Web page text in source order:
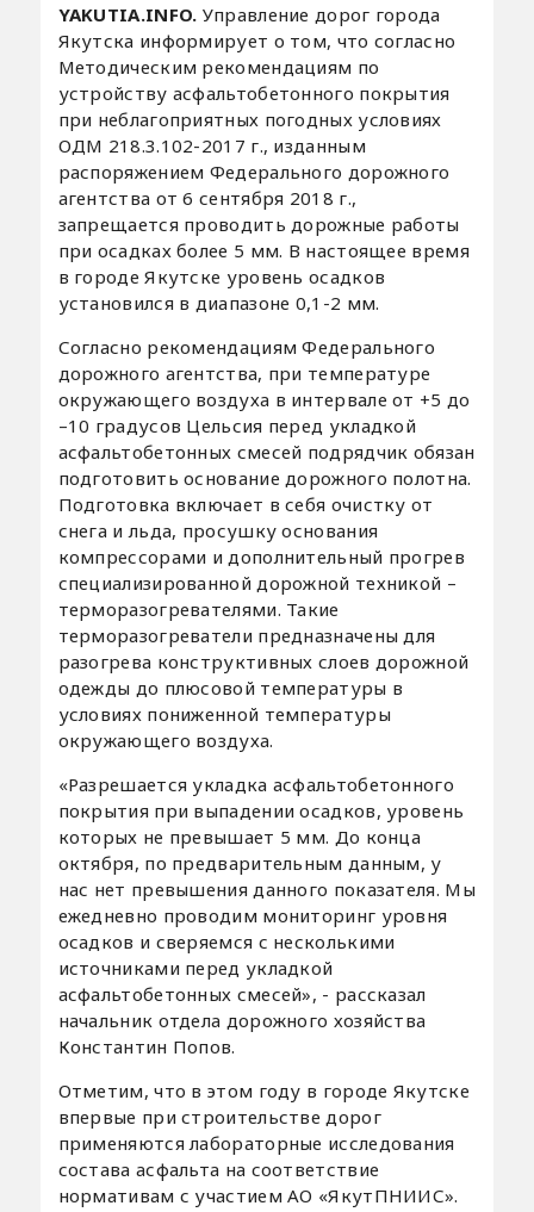
YAKUTIA.INFO. Управление дорог города
Якутска информирует о том, что согласно
Методическим рекомендациям по
устройству асфальтобетонного покрытия
при неблагоприятных погодных условиях
ОДМ 218.3.102-2017 г., изданным
распоряжением Федерального дорожного
агентства от 6 сентября 2018 г.,
запрещается проводить дорожные работы
при осадках более 5 мм. В настоящее время
в городе Якутске уровень осадков
установился в диапазоне 0,1-2 мм.
Согласно рекомендациям Федерального
дорожного агентства, при температуре
окружающего воздуха в интервале от +5 до
–10 градусов Цельсия перед укладкой
асфальтобетонных смесей подрядчик обязан
подготовить основание дорожного полотна.
Подготовка включает в себя очистку от
снега и льда, просушку основания
компрессорами и дополнительный прогрев
специализированной дорожной техникой –
терморазогревателями. Такие
терморазогреватели предназначены для
разогрева конструктивных слоев дорожной
одежды до плюсовой температуры в
условиях пониженной температуры
окружающего воздуха.
«Разрешается укладка асфальтобетонного
покрытия при выпадении осадков, уровень
которых не превышает 5 мм. До конца
октября, по предварительным данным, у
нас нет превышения данного показателя. Мы
ежедневно проводим мониторинг уровня
осадков и сверяемся с несколькими
источниками перед укладкой
асфальтобетонных смесей», - рассказал
начальник отдела дорожного хозяйства
Константин Попов.
Отметим, что в этом году в городе Якутске
впервые при строительстве дорог
применяются лабораторные исследования
состава асфальта на соответствие
нормативам с участием АО «ЯкутПНИИС».